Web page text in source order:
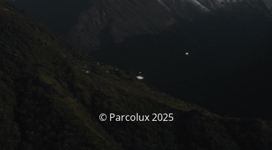
© Parcolux 2025